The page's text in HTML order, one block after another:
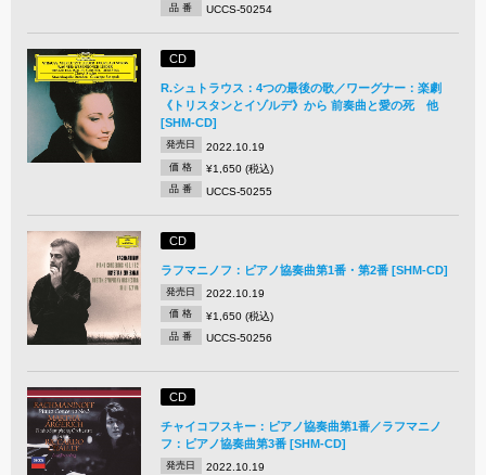
品 番 UCCS-50254
CD
R.シュトラウス：4つの最後の歌／ワーグナー：楽劇
《トリスタンとイゾルデ》から 前奏曲と愛の死 他
[SHM-CD]
発売日 2022.10.19
価 格 ¥1,650 (税込)
品 番 UCCS-50255
CD
ラフマニノフ：ピアノ協奏曲第1番・第2番 [SHM-CD]
発売日 2022.10.19
価 格 ¥1,650 (税込)
品 番 UCCS-50256
CD
チャイコフスキー：ピアノ協奏曲第1番／ラフマニノ
フ：ピアノ協奏曲第3番 [SHM-CD]
発売日 2022.10.19